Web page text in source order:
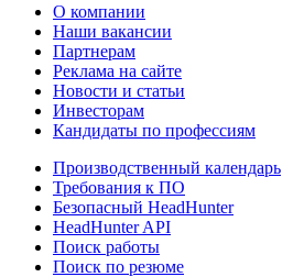
О компании
Наши вакансии
Партнерам
Реклама на сайте
Новости и статьи
Инвесторам
Кандидаты по профессиям
Производственный календарь
Требования к ПО
Безопасный HeadHunter
HeadHunter API
Поиск работы
Поиск по резюме